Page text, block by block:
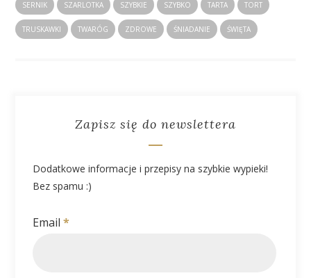
SERNIK SZARLOTKA SZYBKIE SZYBKO TARTA TORT
TRUSKAWKI TWARÓG ZDROWE ŚNIADANIE ŚWIĘTA
Zapisz się do newslettera
Dodatkowe informacje i przepisy na szybkie wypieki!
Bez spamu :)
Email*